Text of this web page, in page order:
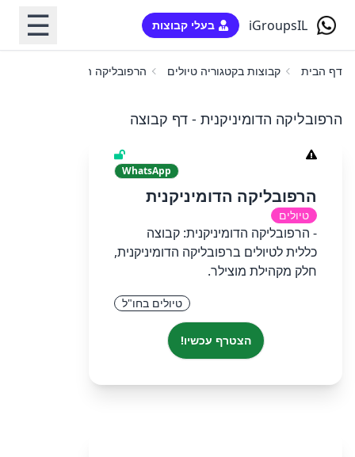
iGroupsIL בעלי קבוצות ☰
דף הבית קבוצות בקטגוריה טיולים הרפובליקה הדומיניקנית
הרפובליקה הדומיניקנית - דף קבוצה
WhatsApp
הרפובליקה הדומיניקנית
טיולים
- הרפובליקה הדומיניקנית: קבוצה
כללית לטיולים ברפובליקה הדומיניקנית,
חלק מקהילת מוצילר.
טיולים בחו"ל
הצטרף עכשיו!